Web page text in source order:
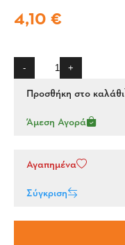
4,10 €
- +
Προσθήκη στο καλάθι
Άμεση Αγορά
Αγαπημένα
Σύγκριση